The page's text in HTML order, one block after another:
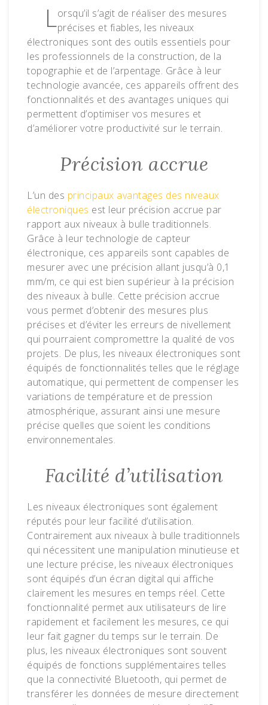
Lorsqu’il s’agit de réaliser des mesures
précises et fiables, les niveaux
électroniques sont des outils essentiels pour
les professionnels de la construction, de la
topographie et de l’arpentage. Grâce à leur
technologie avancée, ces appareils offrent des
fonctionnalités et des avantages uniques qui
permettent d’optimiser vos mesures et
d’améliorer votre productivité sur le terrain.
Précision accrue
L’un des principaux avantages des niveaux
électroniques est leur précision accrue par
rapport aux niveaux à bulle traditionnels.
Grâce à leur technologie de capteur
électronique, ces appareils sont capables de
mesurer avec une précision allant jusqu’à 0,1
mm/m, ce qui est bien supérieur à la précision
des niveaux à bulle. Cette précision accrue
vous permet d’obtenir des mesures plus
précises et d’éviter les erreurs de nivellement
qui pourraient compromettre la qualité de vos
projets. De plus, les niveaux électroniques sont
équipés de fonctionnalités telles que le réglage
automatique, qui permettent de compenser les
variations de température et de pression
atmosphérique, assurant ainsi une mesure
précise quelles que soient les conditions
environnementales.
Facilité d’utilisation
Les niveaux électroniques sont également
réputés pour leur facilité d’utilisation.
Contrairement aux niveaux à bulle traditionnels
qui nécessitent une manipulation minutieuse et
une lecture précise, les niveaux électroniques
sont équipés d’un écran digital qui affiche
clairement les mesures en temps réel. Cette
fonctionnalité permet aux utilisateurs de lire
rapidement et facilement les mesures, ce qui
leur fait gagner du temps sur le terrain. De
plus, les niveaux électroniques sont souvent
équipés de fonctions supplémentaires telles
que la connectivité Bluetooth, qui permet de
transférer les données de mesure directement